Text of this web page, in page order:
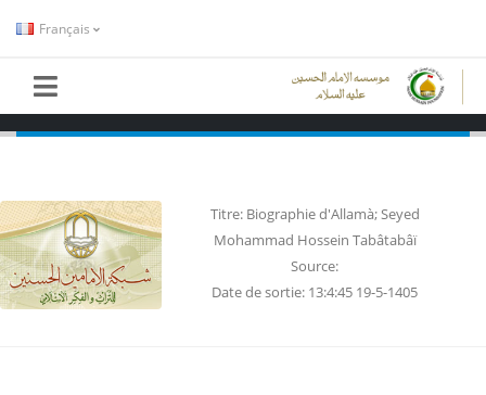
Français
biographie-dallamà-seyed-mohammad-hossein-
tabâtabâï
Titre: Biographie d'Allamà; Seyed
Mohammad Hossein Tabâtabâï
Source:
Date de sortie: 13:4:45 19-5-1405